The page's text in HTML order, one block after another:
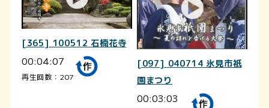
[365] 100512 石楠花寺
00:04:07
再生回数：207
[097] 040714 氷見市祇
園まつり
00:03:03